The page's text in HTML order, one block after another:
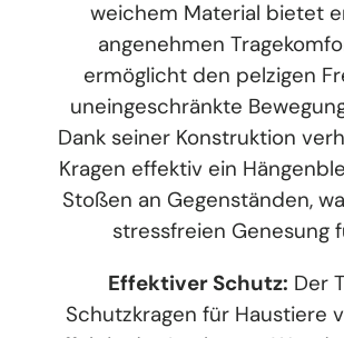
weichem Material bietet
angenehmen
ermöglicht den pelzigen
uneingeschränkte
Dank seiner Konstruktion
Kragen effektiv ein
Stoßen an Gegenständen,
stressfreien Genesung
Effektiver Schutz: Der
Schutzkragen für Haustiere